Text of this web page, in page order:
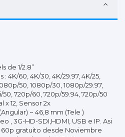
de 1/2.8”
4K/60, 4K/30, 4K/29.97, 4K/25,
50, 1080p/30, 1080p/29.97,
50, 720p/60, 720p/59.94, 720p/50
x 12, Sensor 2x
~ 46,8 mm (Tele )
, 3G-HD-SDI,HDMI, USB e IP. Asi
60p gratuito desde Noviembre